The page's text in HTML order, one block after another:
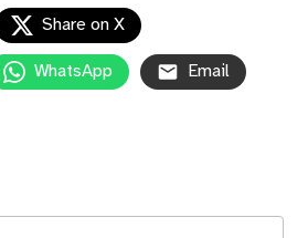
Share on X
WhatsApp Email